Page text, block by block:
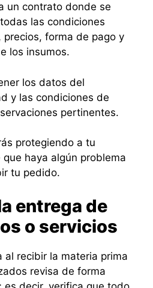
un contrato donde se
las condiciones
forma de pago y
los insumos.
los datos del
y las condiciones de
pertinentes.
protegiendo a tu
haya algún problema
tu pedido.
entrega de
o servicios
al recibir la materia prima
revisa de forma